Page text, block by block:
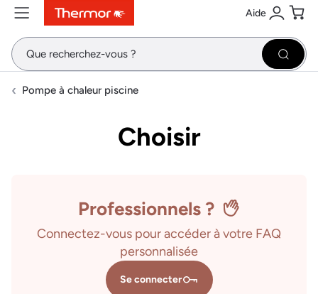
ContenuMenuRecherche Aide
Se
Pompe à chaleur piscine
Choisir
Professionnels ?
Connectez-vous pour accéder à votre FAQ
personnalisée
Se connecter